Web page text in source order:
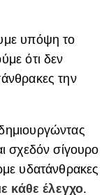
υπόψη το
ότι δεν
την
σχεδόν σίγουρο
υδατάνθρακες
κάθε έλεγχο.